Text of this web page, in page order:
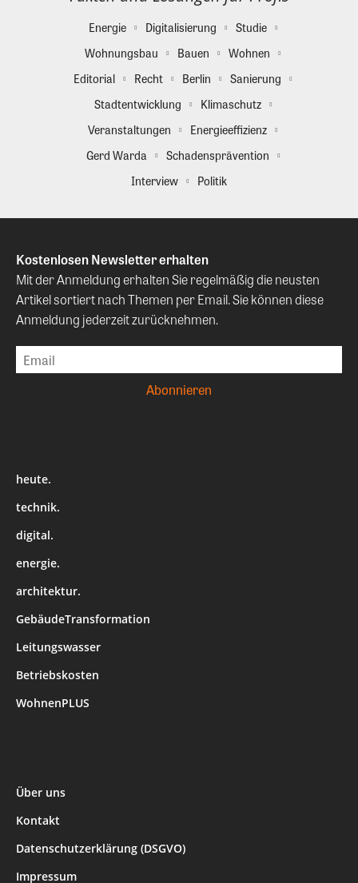
Energie Digitalisierung
Studie
Wohnungsbau
Bauen
Wohnen
Editorial
Recht Berlin
Sanierung
Stadtentwicklung
Klimaschutz
Veranstaltungen
Energieeffizienz
Gerd Warda
Schadensprävention
Interview
Politik
Kostenlosen Newsletter erhalten
Mit der Anmeldung erhalten Sie regelmäßig die neusten
Artikel sortiert nach Themen per Email. Sie können diese
Anmeldung jederzeit zurücknehmen.
heute.
technik.
digital.
energie.
architektur.
GebäudeTransformation
Leitungswasser
Betriebskosten
WohnenPLUS
Über uns
Kontakt
Datenschutzerklärung (DSGVO)
Impressum